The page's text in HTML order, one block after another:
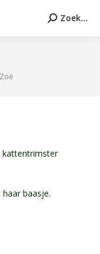
Zoeken:
Zoek...
Zoë
kattentrimster
baasje.